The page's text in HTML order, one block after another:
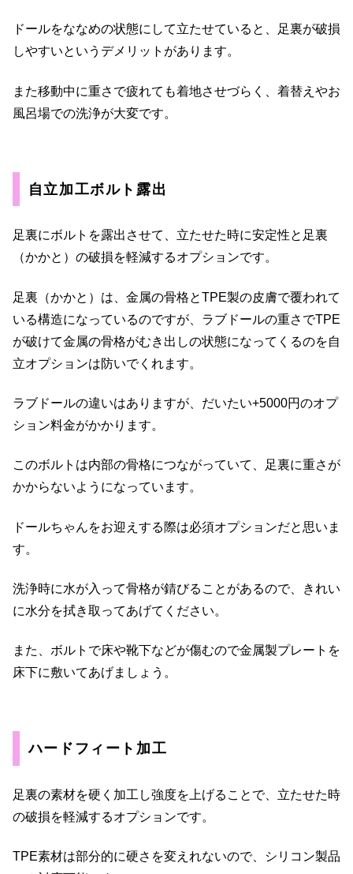
ドールをななめの状態にして立たせていると、足裏が破損
しやすいというデメリットがあります。
また移動中に重さで疲れても着地させづらく、着替えやお
風呂場での洗浄が大変です。
自立加工ボルト露出
足裏にボルトを露出させて、立たせた時に安定性と足裏
（かかと）の破損を軽減するオプションです。
足裏（かかと）は、金属の骨格とTPE製の皮膚で覆われて
いる構造になっているのですが、ラブドールの重さでTPE
が破けて金属の骨格がむき出しの状態になってくるのを自
立オプションは防いでくれます。
ラブドールの違いはありますが、だいたい+5000円のオプ
ション料金がかかります。
このボルトは内部の骨格につながっていて、足裏に重さが
かからないようになっています。
ドールちゃんをお迎えする際は必須オプションだと思いま
す。
洗浄時に水が入って骨格が錆びることがあるので、きれい
に水分を拭き取ってあげてください。
また、ボルトで床や靴下などが傷むので金属製プレートを
床下に敷いてあげましょう。
ハードフィート加工
足裏の素材を硬く加工し強度を上げることで、立たせた時
の破損を軽減するオプションです。
TPE素材は部分的に硬さを変えれないので、シリコン製品